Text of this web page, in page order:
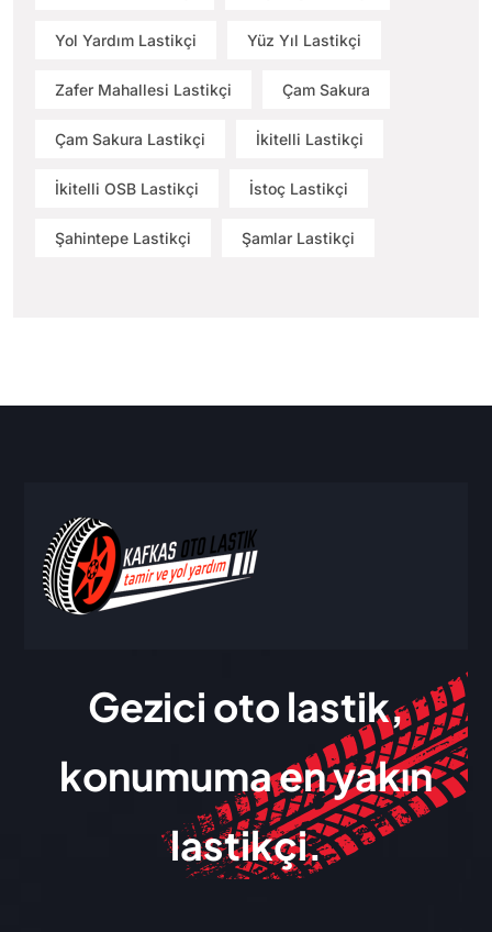
Yol Yardım Lastikçi Yüz Yıl Lastikçi
Zafer Mahallesi Lastikçi Çam Sakura
Çam Sakura Lastikçi İkitelli Lastikçi
İkitelli OSB Lastikçi İstoç Lastikçi
Şahintepe Lastikçi Şamlar Lastikçi
Gezici oto lastik,
konumuma en yakın
lastikçi.